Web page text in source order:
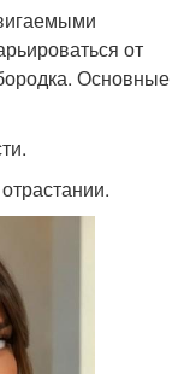
от
Основные